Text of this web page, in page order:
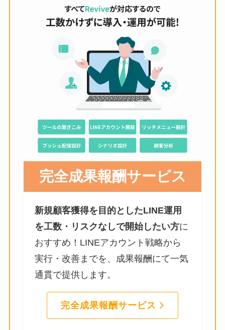
完全成果報酬サービス
新規顧客獲得を目的としたLINE運用
を工数・リスクなしで開始したい方に
おすすめ！LINEアカウント戦略から
実行・改善までを、成果報酬にて一気
通貫で提供します。
完全成果報酬サービス